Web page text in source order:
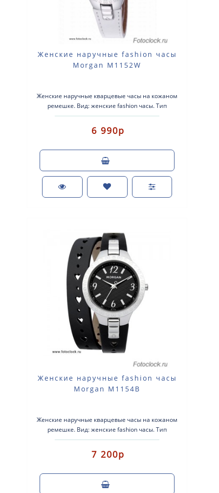
Женские наручные fashion часы
Morgan M1152W
Женские наручные кварцевые часы на кожаном
ремешке. Вид: женские fashion часы. Тип
механизма: кварцевые. Корпус: нержаве..
6 990р
Женские наручные fashion часы
Morgan M1154B
Женские наручные кварцевые часы на кожаном
ремешке. Вид: женские fashion часы. Тип
механизма: кварцевые. Корпус: нержаве..
7 200р